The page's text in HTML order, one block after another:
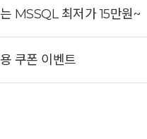
MSSQL 최저가 15만원~
쿠폰 이벤트